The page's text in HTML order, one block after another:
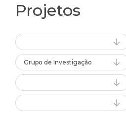
Projetos
Grupo de Investigação